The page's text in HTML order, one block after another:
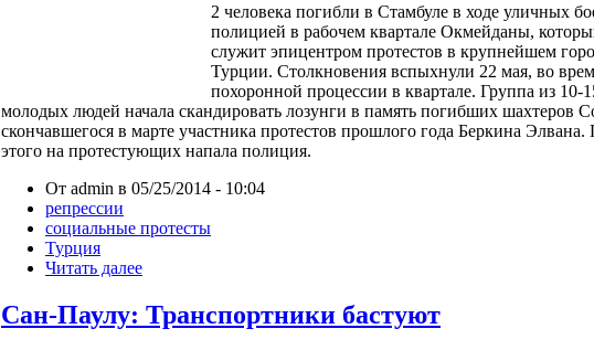
2 человека погибли в Стамбуле в ходе уличных
полицией в рабочем квартале Окмейданы,
служит эпицентром протестов в крупнейшем
Турции. Столкновения вспыхнули 22 мая, во
похоронной процессии в квартале. Группа из 10-
молодых людей начала скандировать лозунги в память погибших шахтеров
скончавшегося в марте участника протестов прошлого года Беркина Элвана.
этого на протестующих напала полиция.
От admin в 05/25/2014 - 10:04
репрессии
социальные протесты
Турция
Читать далее
Сан-Паулу: Транспортники бастуют